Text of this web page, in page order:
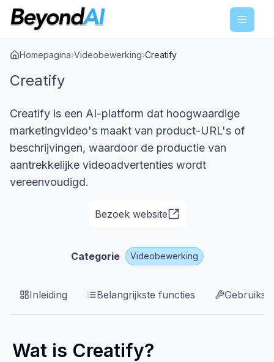
Menu
Homepagina›Videobewerking›Creatify
Creatify
Creatify is een AI-platform dat hoogwaardige
marketingvideo's maakt van product-URL's of
beschrijvingen, waardoor de productie van
aantrekkelijke videoadvertenties wordt
vereenvoudigd.
Bezoek website
Categorie Videobewerking
Inleiding Belangrijkste functies
Wat is Creatify?